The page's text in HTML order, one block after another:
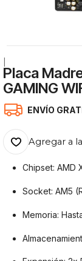
Placa
GAMING
ENVÍO
Agregar a
Chipset: AMD
Socket: AM5
Memoria: